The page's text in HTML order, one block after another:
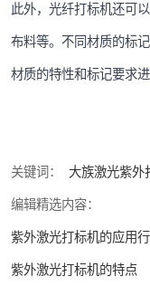
此外，光纤打标机还可
布料等。不同材质的标
材质的特性和标记要求
关键词： 大族激光紫外
编辑精选内容：
紫外激光打标机的应用
紫外激光打标机的特点